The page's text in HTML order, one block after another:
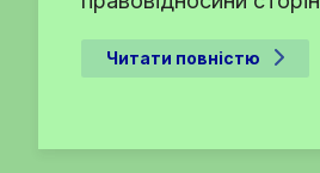
Читати повністю